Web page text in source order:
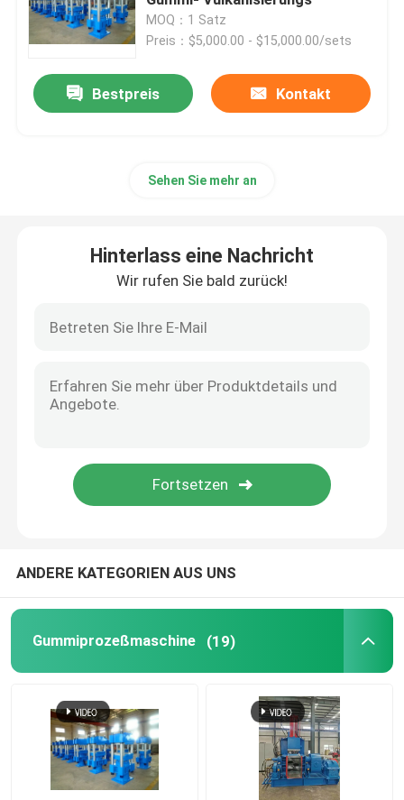
Mischende Mühlgummimaschine
Gummipulver-Fertigungsstraße
Gummivulkanisierungspresse
Regenerat-Blatt-Linie
Kunststoff-Recycling-Linie
Gummischleifer Machine
Gummikalender-Maschine
Zwei-Schrauben-Extruder
Kreisförmiges automatisches Kleinmaterial-
MOQ：1 Satz
Preis：$5,000.00 - $15,000.00/sets
Bestpreis Kontakt
Sehen Sie mehr an
Hinterlass eine Nachricht
Wir rufen Sie bald zurück!
ANDERE KATEGORIEN AUS UNS
Gummiprozeßmaschine (19)